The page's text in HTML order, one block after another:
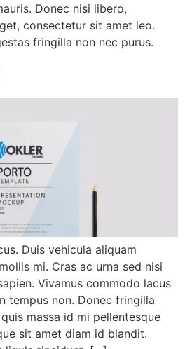
Donec nisi libero,
consectetur sit amet leo.
fringilla non nec purus.
Duis vehicula aliquam
mi. Cras ac urna sed nisi
Vivamus commodo lacus
tempus non. Donec fringilla
massa id mi pellentesque
sit amet diam id blandit.